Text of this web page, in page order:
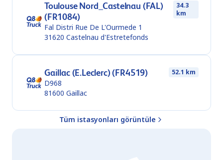
Toulouse Nord_Castelnau (FAL)
(FR1084)
34.3
km
Fal Distri Rue De L'Ourmede 1
31620 Castelnau d'Estretefonds
Gaillac (E.Leclerc) (FR4519) 52.1 km
D968
81600 Gaillac
Tüm istasyonları görüntüle